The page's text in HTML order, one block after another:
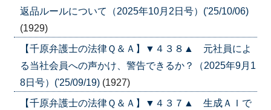
返品ルールについて（2025年10月2日号）('25/10/06)
(1929)
【千原弁護士の法律Ｑ＆Ａ】▼４３８▲ 元社員によ
る当社会員への声かけ、警告できるか？（2025年9月1
8日号）('25/09/19) (1927)
【千原弁護士の法律Ｑ＆Ａ】▼４３７▲ 生成ＡＩで